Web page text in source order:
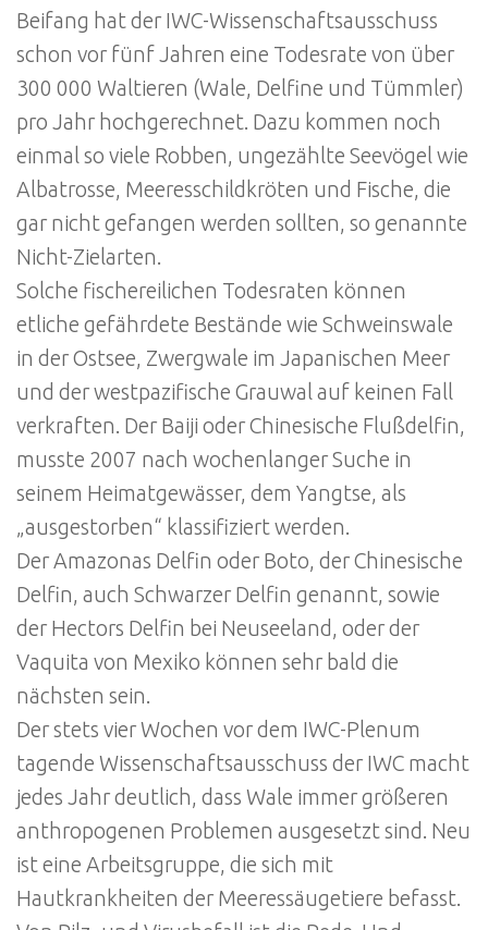
Beifang hat der IWC-Wissenschaftsausschuss
schon vor fünf Jahren eine Todesrate von über
300 000 Waltieren (Wale, Delfine und Tümmler)
pro Jahr hochgerechnet. Dazu kommen noch
einmal so viele Robben, ungezählte Seevögel wie
Albatrosse, Meeresschildkröten und Fische, die
gar nicht gefangen werden sollten, so genannte
Nicht-Zielarten.
Solche fischereilichen Todesraten können
etliche gefährdete Bestände wie Schweinswale
in der Ostsee, Zwergwale im Japanischen Meer
und der westpazifische Grauwal auf keinen Fall
verkraften. Der Baiji oder Chinesische Flußdelfin,
musste 2007 nach wochenlanger Suche in
seinem Heimatgewässer, dem Yangtse, als
„ausgestorben“ klassifiziert werden.
Der Amazonas Delfin oder Boto, der Chinesische
Delfin, auch Schwarzer Delfin genannt, sowie
der Hectors Delfin bei Neuseeland, oder der
Vaquita von Mexiko können sehr bald die
nächsten sein.
Der stets vier Wochen vor dem IWC-Plenum
tagende Wissenschaftsausschuss der IWC macht
jedes Jahr deutlich, dass Wale immer größeren
anthropogenen Problemen ausgesetzt sind. Neu
ist eine Arbeitsgruppe, die sich mit
Hautkrankheiten der Meeressäugetiere befasst.